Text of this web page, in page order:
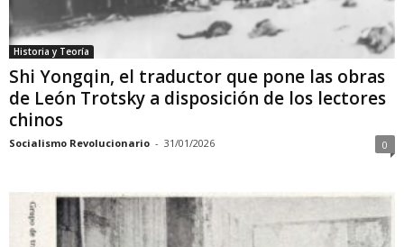
Historia y Teoría
Shi Yongqin, el traductor que pone las obras
de León Trotsky a disposición de los lectores
chinos
Socialismo Revolucionario - 31/01/2026 0